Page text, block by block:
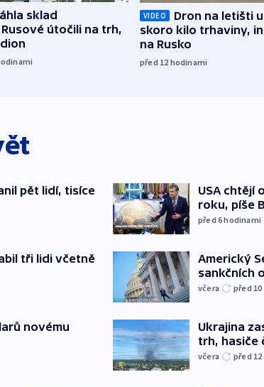
sklad
útočili na trh,
VIDEO
Dron na letišti
skoro kilo trhaviny,
na Rusko
před 12 hodinami
pět lidí, tisíce
tři lidi včetně
novému
USA
roku, píše
před 6hodinami
Americký
sankčních
včera před 10
Ukrajina
trh, hasiče
včera před 12